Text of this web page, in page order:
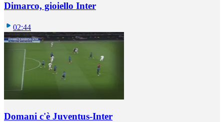
Dimarco, gioiello Inter
02:44
Domani c'è Juventus-Inter